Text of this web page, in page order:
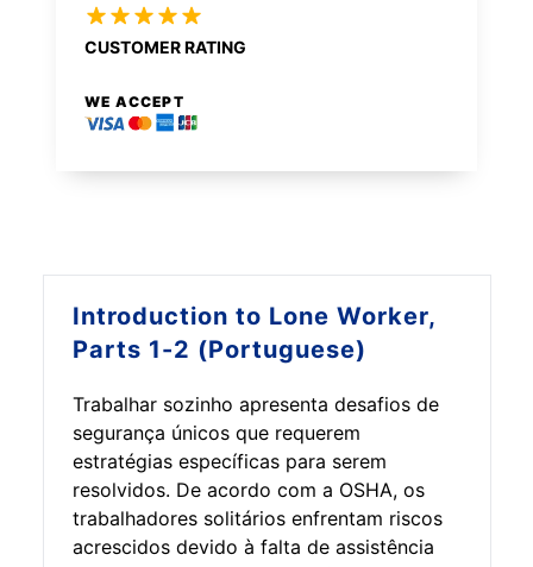
Introduction to Lone Worker,
Parts 1-2 (Portuguese)
Trabalhar sozinho apresenta desafios de
segurança únicos que requerem
estratégias específicas para serem
resolvidos. De acordo com a OSHA, os
trabalhadores solitários enfrentam riscos
acrescidos devido à falta de assistência
CUSTOMER RATING
WE ACCEPT